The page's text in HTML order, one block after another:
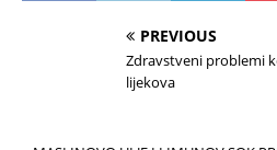
PREVIOUS
Zdravstveni problemi
lijekova